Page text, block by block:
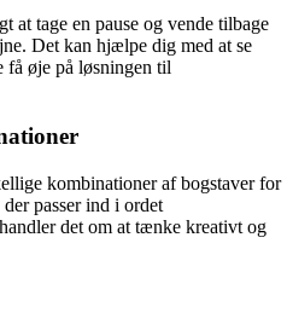
at tage en pause og vende tilbage
Det kan hjælpe dig med at se
få øje på løsningen til
kombinationer af bogstaver for
passer ind i ordet
det om at tænke kreativt og